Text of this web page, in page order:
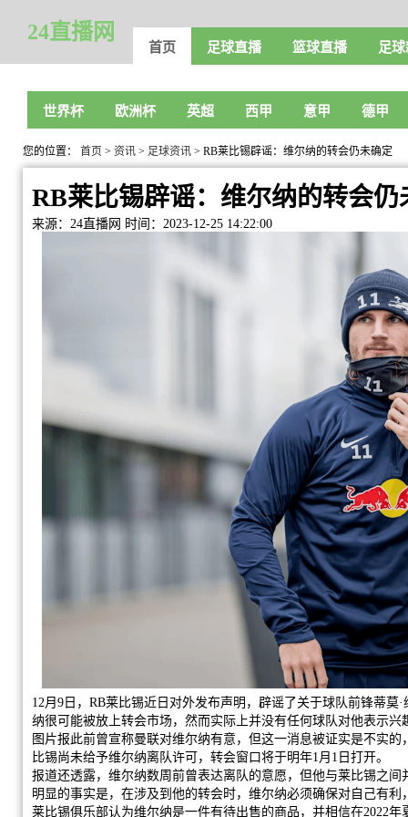
24直播网
首页 足球直播 篮球直播 足
世界杯 欧洲杯 英超 西甲 意甲 德甲
您的位置： 首页 > 资讯 > 足球资讯 > RB莱比锡辟谣：维尔纳的转会仍未确定
RB莱比锡辟谣：维尔纳的转会仍
来源：24直播网 时间：2023-12-25 14:22:00
12月9日，RB莱比锡近日对外发布声明，辟谣了关于球队前锋蒂
纳很可能被放上转会市场，然而实际上并没有任何球队对他表示兴
图片报此前曾宣称曼联对维尔纳有意，但这一消息被证实是不实
比锡尚未给予维尔纳离队许可，转会窗口将于明年1月1日打开。
报道还透露，维尔纳数周前曾表达离队的意愿，但他与莱比锡之
明显的事实是，在涉及到他的转会时，维尔纳必须确保对自己有利
莱比锡俱乐部认为维尔纳是一件有待出售的商品，并相信在2022